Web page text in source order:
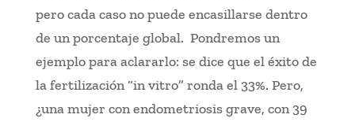
pero cada caso no puede encasillarse dentro
de un porcentaje global. Pondremos un
ejemplo para aclararlo: se dice que el éxito de
la fertilización “in vitro” ronda el 33%. Pero,
¿una mujer con endometriosis grave, con 39